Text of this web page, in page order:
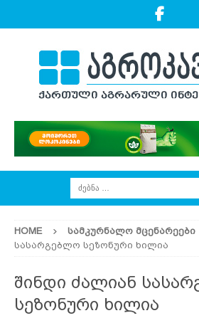
HOME ᲡᲐᲛᲙᲣᲠᲜᲐᲚᲝ ᲛᲪᲔᲜᲐᲠᲔᲔᲑᲘ
სასარგებლო სეზონური ხილია
შინდი ძალიან
სეზონური ხილია